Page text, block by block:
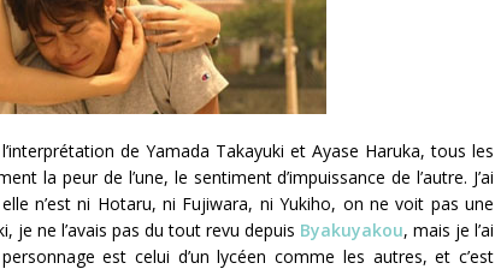
de Yamada Takayuki et Ayase Haruka, tous les
la peur de l’une, le sentiment d’impuissance de l’autre. J’ai
n’est ni Hotaru, ni Fujiwara, ni Yukiho, on ne voit pas une
je ne l’avais pas du tout revu depuis Byakuyakou, mais je l’ai
est celui d’un lycéen comme les autres, et c’est